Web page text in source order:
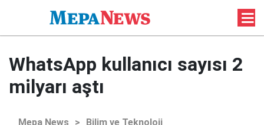
WhatsApp kullanıcı sayısı 2
milyarı aştı
Mepa News > Bilim ve Teknoloji